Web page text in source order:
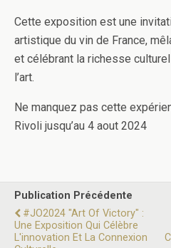
Cette exposition est une
artistique du vin de France,
et célébrant la richesse
l’art.
Ne manquez pas cette
Rivoli jusqu’au 4 aout 2024
Publication Précédente
#JO2024 "Art Of Victory" :
Une Exposition Qui Célèbre
L'innovation Et La Connexion